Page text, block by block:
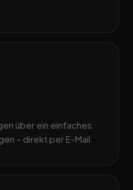
über ein einfaches
– direkt per E-Mail.